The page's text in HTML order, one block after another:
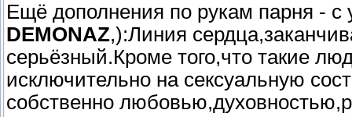
Ещё дополнения по рукам парня -
DEMONAZ,):Линия
серьёзный.Кроме того,что такие
исключительно на сексуальную
собственно